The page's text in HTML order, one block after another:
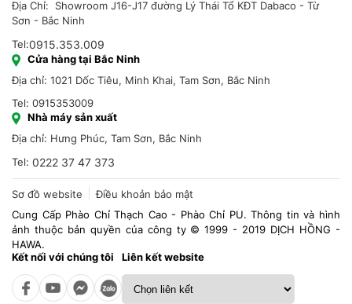
Địa Chỉ: Showroom J16-J17 đường Lý Thái Tổ KĐT Dabaco - Từ
Tel:0915.353.009
Tel: 0915353009
Sơ đồ website
Điều khoản bảo mật
Cung Cấp Phào Chỉ Thạch Cao - Phào Chỉ PU. Thông tin và hình
ảnh thuộc bản quyền của công ty © 1999 - 2019 DỊCH HỒNG -
HAWA.